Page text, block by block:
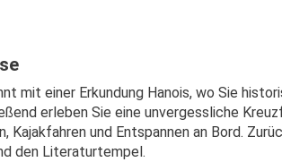
mit einer Erkundung Hanois, wo Sie
erleben Sie eine unvergessliche
Kajakfahren und Entspannen an Bord.
den Literaturtempel.